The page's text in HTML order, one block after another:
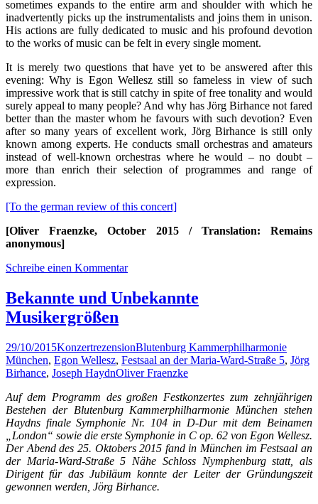
sometimes expands to the entire arm and shoulder with which he
inadvertently picks up the instrumentalists and joins them in unison.
His actions are fully dedicated to music and his profound devotion
to the works of music can be felt in every single moment.
It is merely two questions that have yet to be answered after this
evening: Why is Egon Wellesz still so fameless in view of such
impressive work that is still catchy in spite of free tonality and would
surely appeal to many people? And why has Jörg Birhance not fared
better than the master whom he favours with such devotion? Even
after so many years of excellent work, Jörg Birhance is still only
known among experts. He conducts small orchestras and amateurs
instead of well-known orchestras where he would – no doubt –
more than enrich their selection of programmes and range of
expression.
[To the german review of this concert]
[Oliver Fraenzke, October 2015 / Translation: Remains
anonymous]
Schreibe einen Kommentar
Bekannte und Unbekannte
Musikergrößen
29/10/2015KonzertrezensionBlutenburg Kammerphilharmonie
München, Egon Wellesz, Festsaal an der Maria-Ward-Straße 5, Jörg
Birhance, Joseph HaydnOliver Fraenzke
Auf dem Programm des großen Festkonzertes zum zehnjährigen
Bestehen der Blutenburg Kammerphilharmonie München stehen
Haydns finale Symphonie Nr. 104 in D-Dur mit dem Beinamen
„London“ sowie die erste Symphonie in C op. 62 von Egon Wellesz.
Der Abend des 25. Oktobers 2015 fand in München im Festsaal an
der Maria-Ward-Straße 5 Nähe Schloss Nymphenburg statt, als
Dirigent für das Jubiläum konnte der Leiter der Gründungszeit
gewonnen werden, Jörg Birhance.